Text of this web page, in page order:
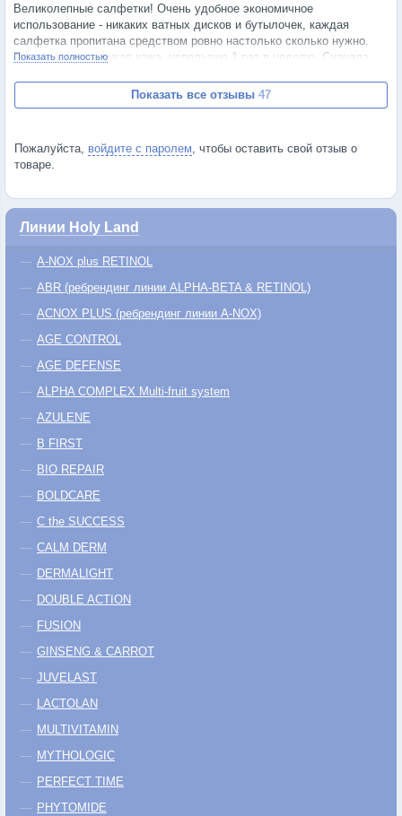
Великолепные салфетки! Очень удобное экономичное
использование - никаких ватных дисков и бутылочек, каждая
салфетка пропитана средством ровно настолько сколько нужно.
Так как у меня тонкая кожа, использую 1 раз в неделю. Сначала
улучшение внешнего вида лица. Кожа на лице стала более ровная,
прыщики стали появляться гораздо реже.
Показать полностью
Показать все отзывы 47
Пожалуйста, войдите с паролем, чтобы оставить свой отзыв о
товаре.
Линии Holy Land
A-NOX plus RETINOL
ABR (ребрендинг линии ALPHA-BETA & RETINOL)
ACNOX PLUS (ребрендинг линии A-NOX)
AGE CONTROL
AGE DEFENSE
ALPHA COMPLEX Multi-fruit system
AZULENE
B FIRST
BIO REPAIR
BOLDCARE
C the SUCCESS
CALM DERM
DERMALIGHT
DOUBLE ACTION
FUSION
GINSENG & CARROT
JUVELAST
LACTOLAN
MULTIVITAMIN
MYTHOLOGIC
PERFECT TIME
PHYTOMIDE